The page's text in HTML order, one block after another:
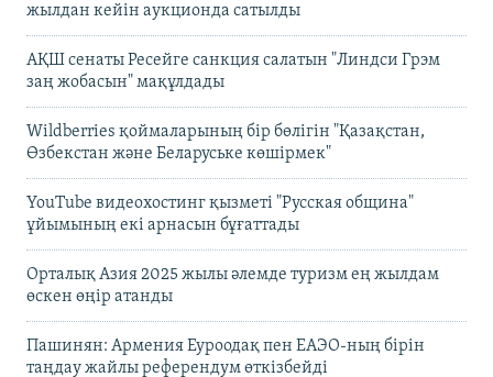
жылдан кейін аукционда сатылды
АҚШ сенаты Ресейге санкция салатын "Линдси Грэм
заң жобасын" мақұлдады
Wildberries қоймаларының бір бөлігін "Қазақстан,
Өзбекстан және Беларуське көшірмек"
YouTube видеохостинг қызметі "Русская община"
ұйымының екі арнасын бұғаттады
Орталық Азия 2025 жылы әлемде туризм ең жылдам
өскен өңір атанды
Пашинян: Армения Еуроодақ пен ЕАЭО-ның бірін
таңдау жайлы референдум өткізбейді